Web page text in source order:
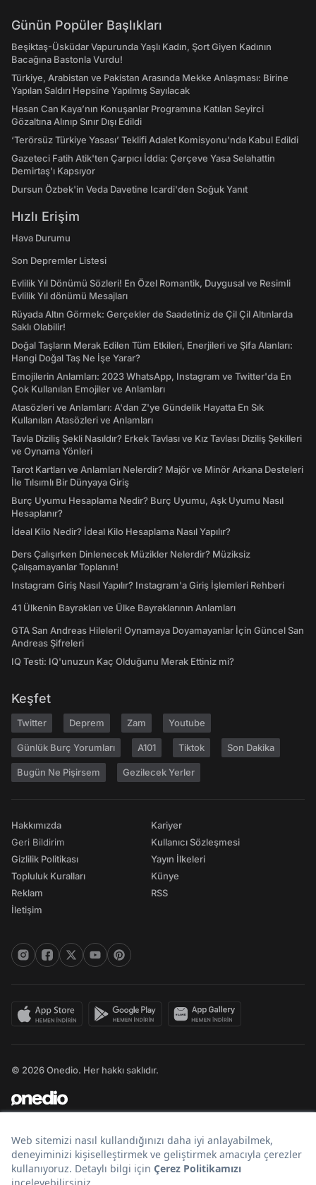
Günün Popüler Başlıkları
Beşiktaş-Üsküdar Vapurunda Yaşlı Kadın, Şort Giyen Kadının
Bacağına Bastonla Vurdu!
Türkiye, Arabistan ve Pakistan Arasında Mekke Anlaşması: Birine
Yapılan Saldırı Hepsine Yapılmış Sayılacak
Hasan Can Kaya’nın Konuşanlar Programına Katılan Seyirci
Gözaltına Alınıp Sınır Dışı Edildi
‘Terörsüz Türkiye Yasası’ Teklifi Adalet Komisyonu'nda Kabul Edildi
Gazeteci Fatih Atik'ten Çarpıcı İddia: Çerçeve Yasa Selahattin
Demirtaş'ı Kapsıyor
Dursun Özbek'in Veda Davetine Icardi'den Soğuk Yanıt
Hızlı Erişim
Hava Durumu
Son Depremler Listesi
Evlilik Yıl Dönümü Sözleri! En Özel Romantik, Duygusal ve Resimli
Evlilik Yıl dönümü Mesajları
Rüyada Altın Görmek: Gerçekler de Saadetiniz de Çil Çil Altınlarda
Saklı Olabilir!
Doğal Taşların Merak Edilen Tüm Etkileri, Enerjileri ve Şifa Alanları:
Hangi Doğal Taş Ne İşe Yarar?
Emojilerin Anlamları: 2023 WhatsApp, Instagram ve Twitter'da En
Çok Kullanılan Emojiler ve Anlamları
Atasözleri ve Anlamları: A'dan Z'ye Gündelik Hayatta En Sık
Kullanılan Atasözleri ve Anlamları
Tavla Diziliş Şekli Nasıldır? Erkek Tavlası ve Kız Tavlası Diziliş Şekilleri
ve Oynama Yönleri
Tarot Kartları ve Anlamları Nelerdir? Majör ve Minör Arkana Desteleri
İle Tılsımlı Bir Dünyaya Giriş
Burç Uyumu Hesaplama Nedir? Burç Uyumu, Aşk Uyumu Nasıl
Hesaplanır?
İdeal Kilo Nedir? İdeal Kilo Hesaplama Nasıl Yapılır?
Ders Çalışırken Dinlenecek Müzikler Nelerdir? Müziksiz
Çalışamayanlar Toplanın!
Instagram Giriş Nasıl Yapılır? Instagram'a Giriş İşlemleri Rehberi
41 Ülkenin Bayrakları ve Ülke Bayraklarının Anlamları
GTA San Andreas Hileleri! Oynamaya Doyamayanlar İçin Güncel San
Andreas Şifreleri
IQ Testi: IQ'unuzun Kaç Olduğunu Merak Ettiniz mi?
Keşfet
Twitter Deprem Zam Youtube
Günlük Burç Yorumları A101 Tiktok Son Dakika
Bugün Ne Pişirsem Gezilecek Yerler
Hakkımızda
Geri Bildirim
Gizlilik Politikası
Topluluk Kuralları
Reklam
İletişim
Kariyer
Kullanıcı Sözleşmesi
Yayın İlkeleri
Künye
RSS
© 2026 Onedio. Her hakkı saklıdır.
Bir markasıdır.